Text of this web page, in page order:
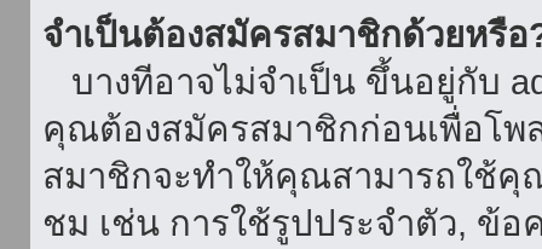
จำเป็นต้องสมัครสมาชิกด้วยหรือ
บางทีอาจไม่จำเป็น ขึ้นอยู่กับ
คุณต้องสมัครสมาชิกก่อนเพื่อโพ
สมาชิกจะทำให้คุณสามารถใช้คุ
ชม เช่น การใช้รูปประจำตัว, ข้อ